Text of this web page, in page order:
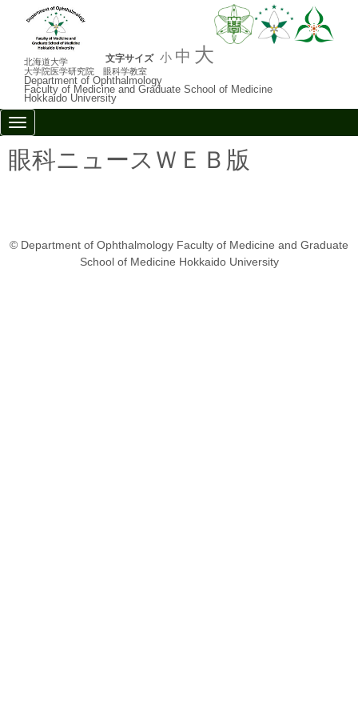
北海道大学
大学院医学研究院 眼科学教室
Department of Ophthalmology
Faculty of Medicine and Graduate School of Medicine
Hokkaido University
文字サイズ 小 中 大
N
a
v
g
眼科ニュースＷＥＢ版
© Department of Ophthalmology Faculty of Medicine and Graduate
School of Medicine Hokkaido University